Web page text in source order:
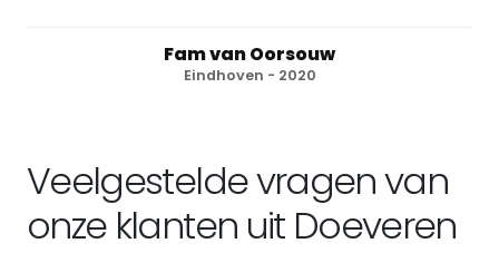
Fam van Oorsouw
Eindhoven - 2020
Veelgestelde vragen van
onze klanten uit Doeveren